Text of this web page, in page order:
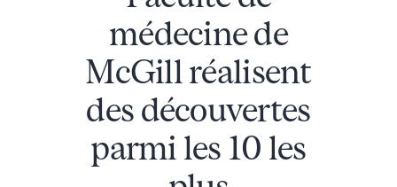
médecine de
McGill réalisent
des découvertes
parmi les 10 les